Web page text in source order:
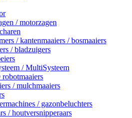
/ motorzagen
/ kantenmaaiers / bosmaaiers
/ bladzuigers
/ MultiSysteem
/ mulchmaaiers
/ gazonbeluchters
/ houtversnipperaars